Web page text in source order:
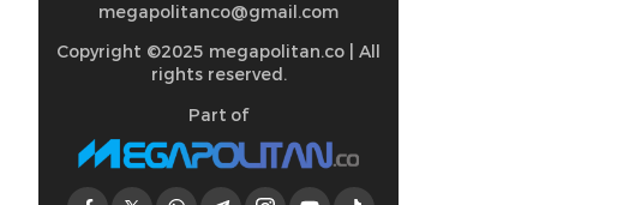
megapolitanco@gmail.com
Copyright ©2025 megapolitan.co | All
rights reserved.
Part of